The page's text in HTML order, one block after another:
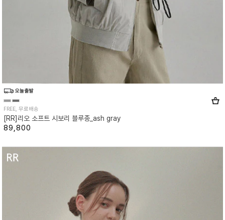
FREE, 무료배송
[RR]리오 소프트 시보리 블루종_ash gray
89,800